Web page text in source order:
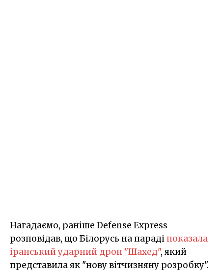
Нагадаємо, раніше Defense Express
розповідав, що Білорусь на парадіпоказала
іранський ударний дрон "Шахед", який
представила як "нову вітчизняну розробку".